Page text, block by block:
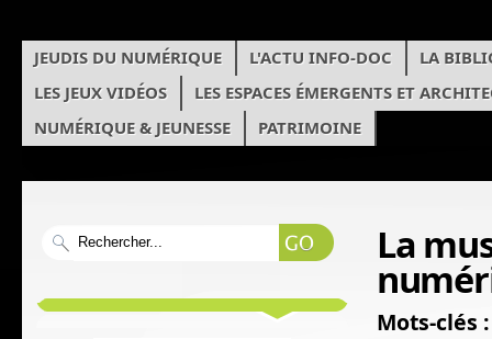
JEUDIS DU NUMÉRIQUE L'ACTU INFO-DOC
LA
LES JEUX VIDÉOS
LES ESPACES ÉMERGENTS ET
NUMÉRIQUE & JEUNESSE
PATRIMOINE
La
Mots-clés :